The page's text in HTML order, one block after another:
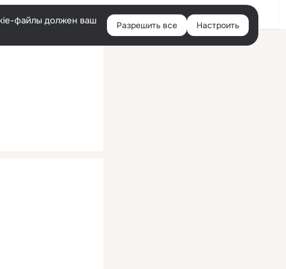
Войти
файлы должен ваш
Разрешить все Настроить